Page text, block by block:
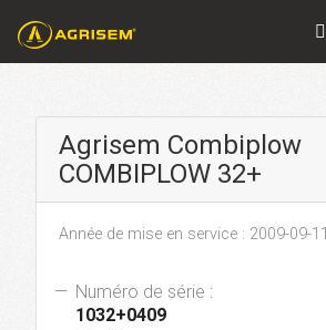
Agrisem Combiplow
COMBIPLOW 32+
Année de mise en service : 2009-09-11
Numéro de série :
1032+0409